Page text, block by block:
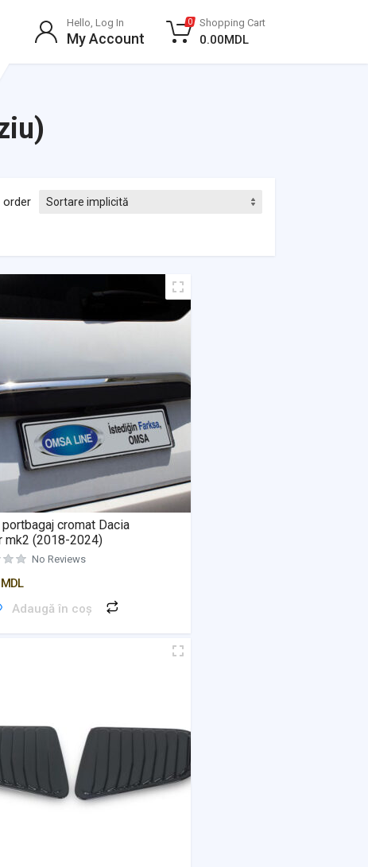
Hello, Log In
My Account
0 Shopping Cart
0.00MDL
order
portbagaj cromat Dacia
mk2 (2018-2024)
No Reviews
MDL
Adaugă în coș